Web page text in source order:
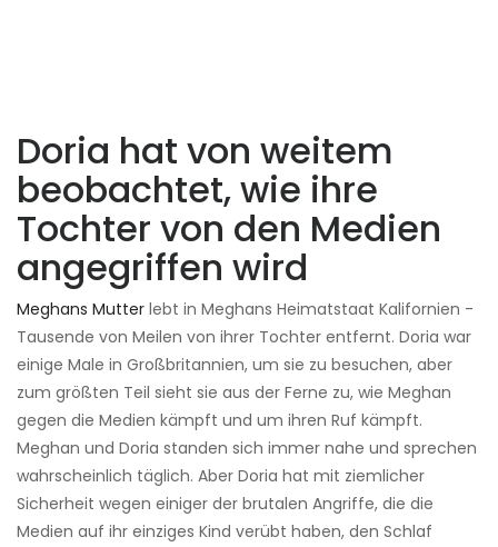
Doria hat von weitem
beobachtet, wie ihre
Tochter von den Medien
angegriffen wird
Meghans Mutter lebt in Meghans Heimatstaat Kalifornien -
Tausende von Meilen von ihrer Tochter entfernt. Doria war
einige Male in Großbritannien, um sie zu besuchen, aber
zum größten Teil sieht sie aus der Ferne zu, wie Meghan
gegen die Medien kämpft und um ihren Ruf kämpft.
Meghan und Doria standen sich immer nahe und sprechen
wahrscheinlich täglich. Aber Doria hat mit ziemlicher
Sicherheit wegen einiger der brutalen Angriffe, die die
Medien auf ihr einziges Kind verübt haben, den Schlaf